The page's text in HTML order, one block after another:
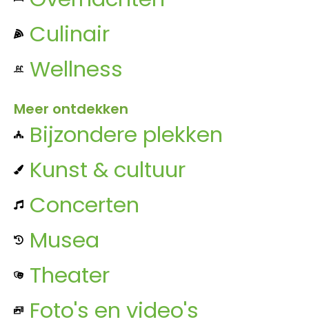
Culinair
Wellness
Meer ontdekken
Bijzondere plekken
Kunst & cultuur
Concerten
Musea
Theater
Foto's en video's